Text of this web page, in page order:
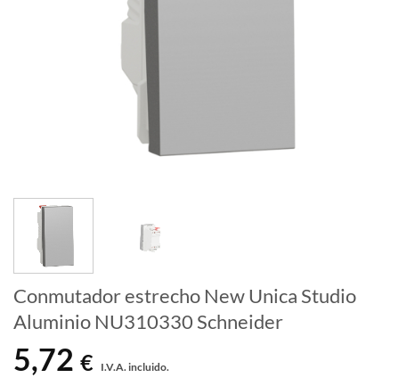
Conmutador estrecho New Unica Studio
Aluminio NU310330 Schneider
5,72 € I.V.A. incluido.